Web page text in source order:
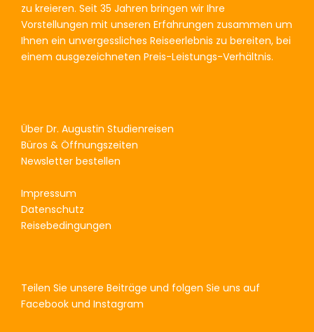
zu kreieren. Seit 35 Jahren bringen wir Ihre
Vorstellungen mit unseren Erfahrungen zusammen um
Ihnen ein unvergessliches Reiseerlebnis zu bereiten, bei
einem ausgezeichneten Preis-Leistungs-Verhältnis.
Über Dr. Augustin Studienreisen
Büros & Öffnungszeiten
Newsletter bestellen
Impressum
Datenschutz
Reisebedingungen
Teilen Sie unsere Beiträge und folgen Sie uns auf
Facebook und Instagram